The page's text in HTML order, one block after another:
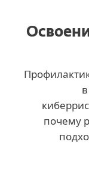
почему